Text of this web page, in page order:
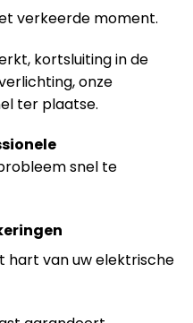
verkeerde moment.
kortsluiting in de
onze
ter plaatse.
snel te
hart van uw elektrische